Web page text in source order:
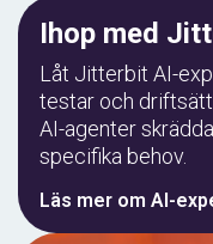
Ihop med
Låt Jitterbit AI-
testar och
AI-agenter
specifika behov.
Läs mer om AI-